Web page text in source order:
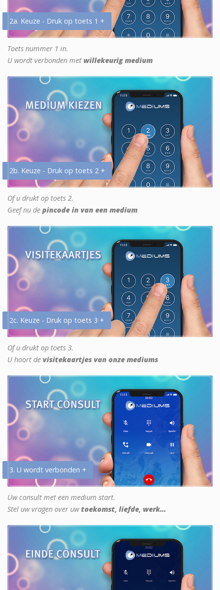
2a. Keuze - Druk op toets 1 +
Toets nummer 1 in.
U wordt verbonden met willekeurig medium
2b. Keuze - Druk op toets 2 +
Of u drukt op toets 2.
Geef nu de pincode in van een medium
2c. Keuze - Druk op toets 3 +
Of u drukt op toets 3.
U hoort de visitekaartjes van onze mediums
3. U wordt verbonden +
Uw consult met een medium start.
Stel uw vragen over uwtoekomst, liefde, werk...